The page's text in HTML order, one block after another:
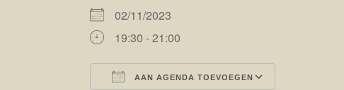
02/11/2023
19:30 - 21:00
AAN AGENDA TOEVOEGEN